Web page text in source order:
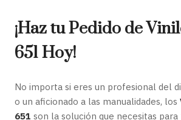
¡Haz tu Pedido de
651 Hoy!
No importa si eres un profesional del
o un aficionado a las manualidades, los
651 son la solución que necesitas